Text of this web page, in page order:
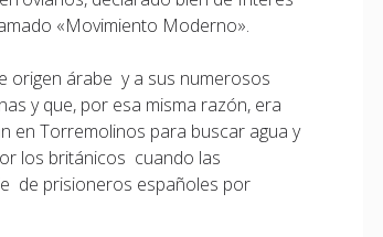
«Movimiento Moderno».
origen árabe y a sus numerosos
y que, por esa misma razón, era
en Torremolinos para buscar agua y
los británicos cuando las
de prisioneros españoles por